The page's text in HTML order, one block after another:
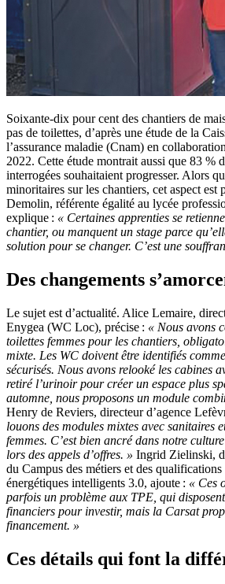
Soixante-dix pour cent des chantiers de
pas de toilettes, d’après une étude de la
l’assurance maladie (Cnam) en
2022. Cette étude montrait aussi que 83 %
interrogées souhaitaient progresser. Alors
minoritaires sur les chantiers, cet aspect
Demolin, référente égalité au lycée
explique : « Certaines apprenties se
chantier, ou manquent un stage parce
solution pour se changer. C’est une
Des changements
Le sujet est d’actualité. Alice Lemaire,
Enygea (WC Loc), précise : « Nous avons
toilettes femmes pour les chantiers,
mixte. Les WC doivent être identifiés
sécurisés. Nous avons relooké les cabines
retiré l’urinoir pour créer un espace plus
automne, nous proposons un module
Henry de Reviers, directeur d’agence
louons des modules mixtes avec sanitaires
femmes. C’est bien ancré dans notre
lors des appels d’offres. » Ingrid Zielinski,
du Campus des métiers et des
énergétiques intelligents 3.0, ajoute : « Ces
parfois un problème aux TPE, qui
financiers pour investir, mais la Carsat
financement. »
Ces détails qui font la